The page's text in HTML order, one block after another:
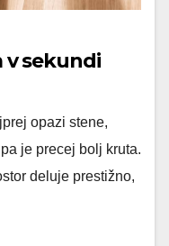
v sekundi
opazi stene,
je precej bolj kruta.
deluje prestižno,